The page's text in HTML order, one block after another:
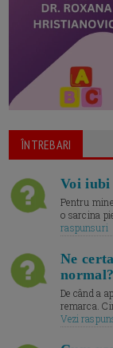
ÎNTREBARI
Voi iubi
Pentru
o sarcina
raspunsuri
Ne
normal?
De când a
remarca.
Vezi